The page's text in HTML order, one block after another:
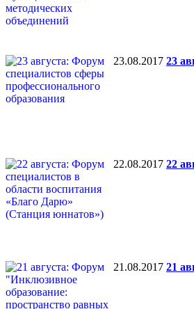
23.08.2017 23
22.08.2017 22
21.08.2017 21